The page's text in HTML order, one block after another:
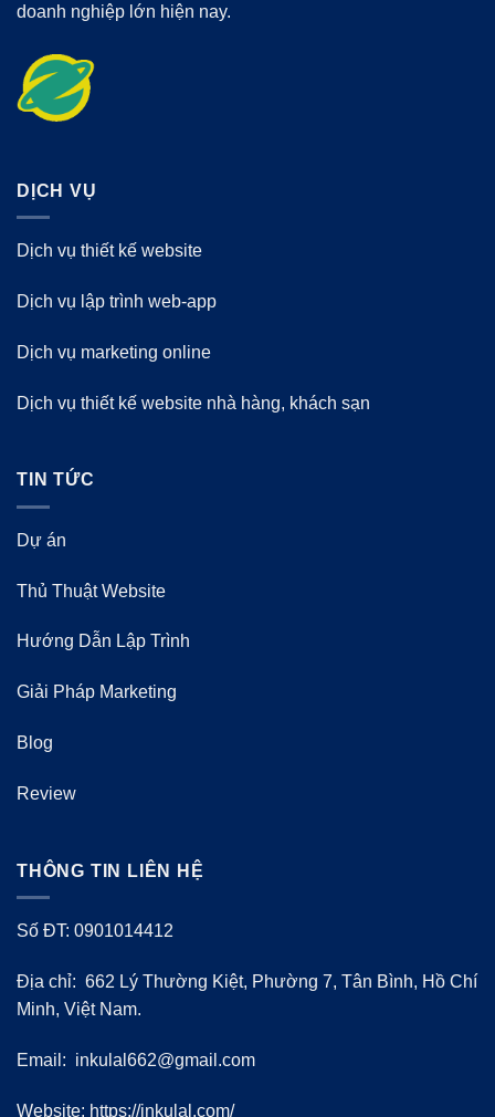
doanh nghiệp lớn hiện nay.
DỊCH VỤ
Dịch vụ thiết kế website
Dịch vụ lập trình web-app
Dịch vụ marketing online
Dịch vụ thiết kế website nhà hàng, khách sạn
TIN TỨC
Dự án
Thủ Thuật Website
Hướng Dẫn Lập Trình
Giải Pháp Marketing
Blog
Review
THÔNG TIN LIÊN HỆ
Số ĐT: 0901014412
Địa chỉ: 662 Lý Thường Kiệt, Phường 7, Tân Bình, Hồ Chí
Minh, Việt Nam.
Email: inkulal662@gmail.com
Website: https://inkulal.com/